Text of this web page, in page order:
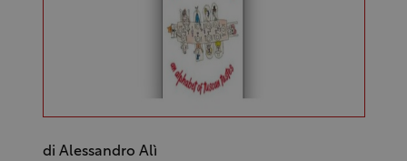
di Alessandro Alì